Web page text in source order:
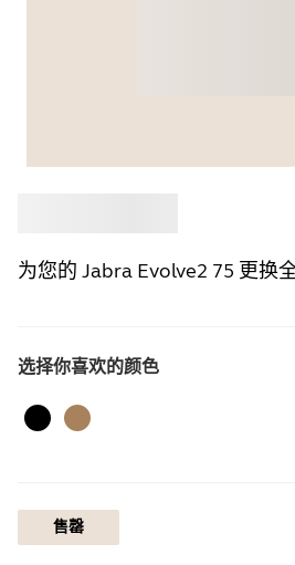
为您的 Jabra Evolve2 75 更换
选择你喜欢的颜色
黑色 米金色
售罄